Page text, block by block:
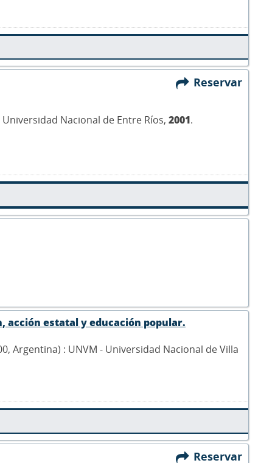
Reservar
Nacional de Entre Ríos, 2001.
acción estatal y educación popular.
Argentina) : UNVM - Universidad Nacional de Villa
Reservar